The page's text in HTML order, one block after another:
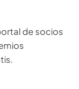
de socios